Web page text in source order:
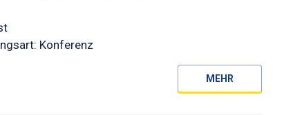
Konferenz
MEHR